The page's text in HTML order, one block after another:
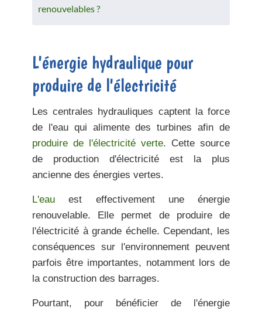
renouvelables ?
L'énergie hydraulique pour
produire de l'électricité
Les centrales hydrauliques captent la force
de l'eauqui alimente des turbines afin de
produire de l'électricité verte. Cette source
de production d'électricité est la plus
ancienne des énergies vertes.
L'eau est effectivement une énergie
renouvelable. Elle permet de produire de
l'électricité à grande échelle. Cependant, les
conséquences sur l'environnement peuvent
parfois être importantes, notamment lors de
la construction des barrages.
Pourtant, pour bénéficier de l'énergie